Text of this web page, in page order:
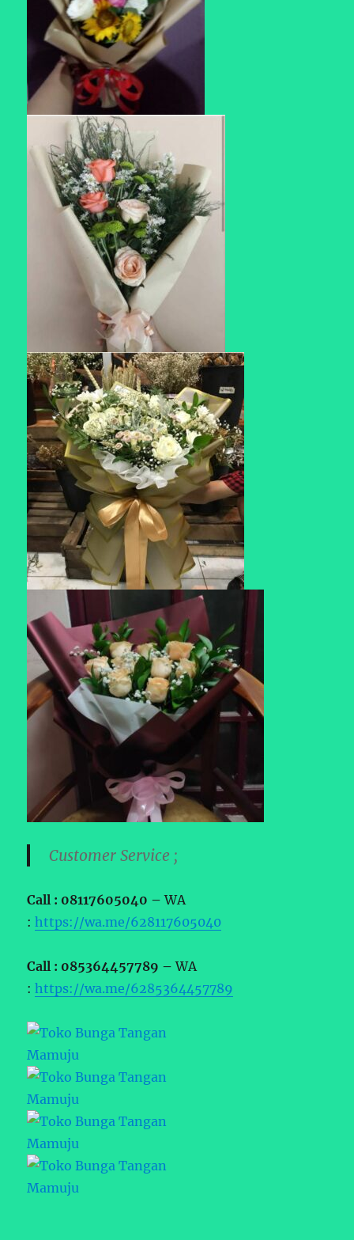
Customer Service ;
Call : 08117605040 –WA
:https://wa.me/628117605040
Call : 085364457789 –WA
:https://wa.me/6285364457789